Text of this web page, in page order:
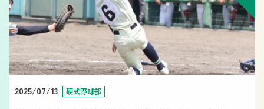
2025/07/13 硬式野球部